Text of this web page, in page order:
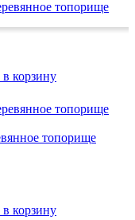
корзину
топорище
корзину